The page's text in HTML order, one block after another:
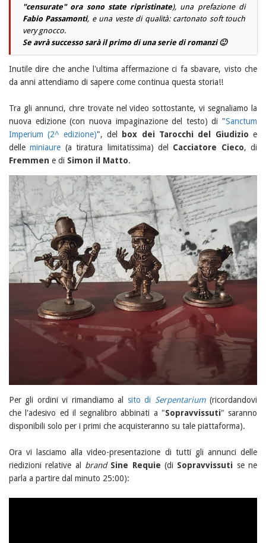
"censurate" ora sono state ripristinate), una prefazione di
Fabio Passamonti, e una veste di qualità: cartonato soft touch
very gnocco.
Se avrà successo sarà il primo di una serie di romanzi 🙂
Inutile dire che anche l'ultima affermazione ci fa sbavare, visto che
da anni attendiamo di sapere come continua questa storia!!
Tra gli annunci, chre trovate nel video sottostante, vi segnaliamo la
nuova edizione (con nuova impaginazione del testo) di "Sanctum
Imperium (2^ edizione)", del box dei Tarocchi del Giudizio e
delleminiaure (a tiratura limitatissima) del Cacciatore Cieco, di
Fremmen e di Simon il Matto.
Per gli ordini vi rimandiamo al sito di Serpentarium(ricordandovi
che l'adesivo ed il segnalibro abbinati a "Sopravvissuti" saranno
disponibili solo per i primi che acquisteranno su tale piattaforma).
Ora vi lasciamo alla video-presentazione di tutti gli annunci delle
riedizioni relative al brand Sine Requie (di Sopravvissuti se ne
parla a partire dal minuto 25:00):